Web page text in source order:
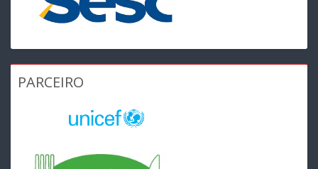
PARCEIRO